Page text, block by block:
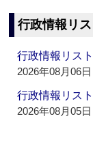
行政情報リス
行政情報リス
2026年08月06
行政情報リス
2026年08月05